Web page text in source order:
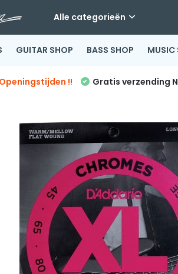
Alle categorieën
GUITAR SHOP BASS SHOP MUSIC
!! Gratis verzending